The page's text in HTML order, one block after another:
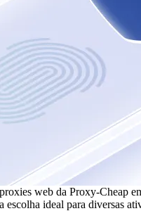
web da Proxy-Cheap
escolha ideal para diversas